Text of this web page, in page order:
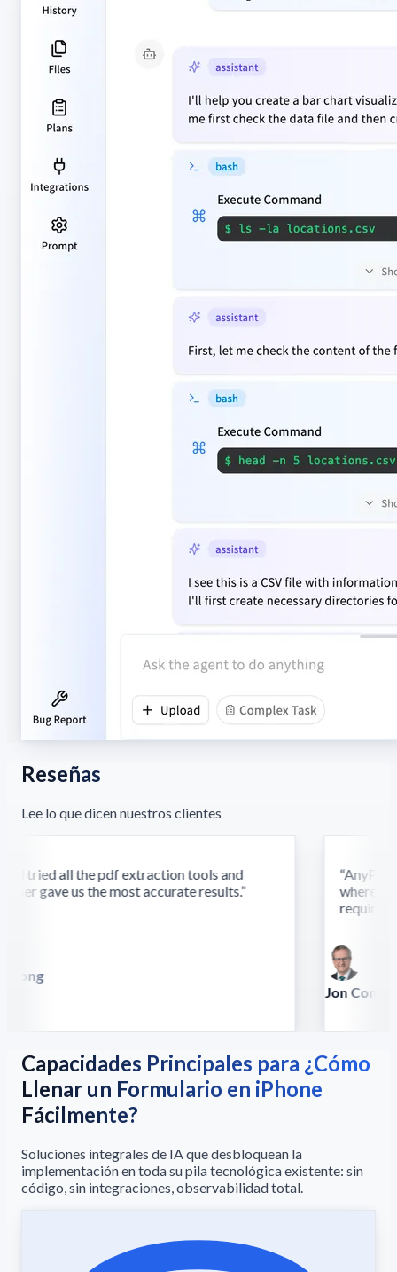
Reseñas
Lee lo que dicen nuestros clientes
tried all the pdf extraction tools and
gave us the most accurate results.”
where
require
Jon Conradt
Capacidades Principales para ¿Cómo
Llenar un Formulario en iPhone
Fácilmente?
Soluciones integrales de IA que desbloquean la
implementación en toda su pila tecnológica existente: sin
código, sin integraciones, observabilidad total.